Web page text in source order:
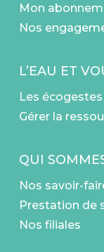
Mon
Nos
L’EAU ET
Les écogestes
Gérer la
QUI
Nos savoir-
Prestation de
Nos filiales